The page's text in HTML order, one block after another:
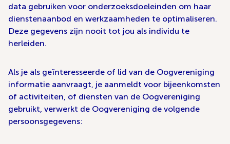
data gebruiken voor onderzoeksdoeleinden om haar
dienstenaanbod en werkzaamheden te optimaliseren.
Deze gegevens zijn nooit tot jou als individu te
herleiden.
Als je als geïnteresseerde of lid van de Oogvereniging
informatie aanvraagt, je aanmeldt voor bijeenkomsten
of activiteiten, of diensten van de Oogvereniging
gebruikt, verwerkt de Oogvereniging de volgende
persoonsgegevens: